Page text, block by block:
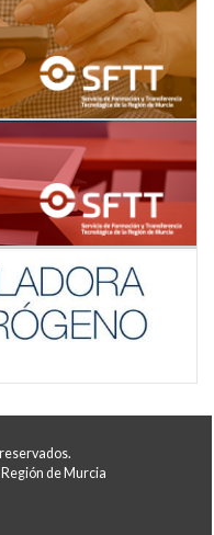
de Murcia